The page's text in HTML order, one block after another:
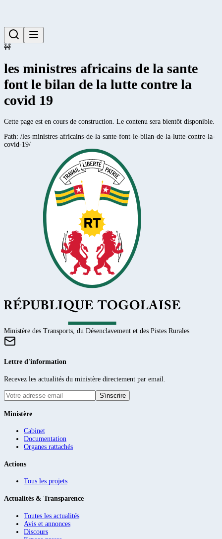
🚧
les ministres africains de la sante
font le bilan de la lutte contre la
covid 19
Cette page est en cours de construction. Le contenu sera bientôt disponible.
Path: /les-ministres-africains-de-la-sante-font-le-bilan-de-la-lutte-contre-la-
covid-19/
Ministère des Transports, du Désenclavement et des Pistes Rurales
Lettre d'information
Recevez les actualités du ministère directement par email.
S'inscrire
Ministère
Cabinet
Documentation
Organes rattachés
Actions
Tous les projets
Actualités & Transparence
Toutes les actualités
Avis et annonces
Discours